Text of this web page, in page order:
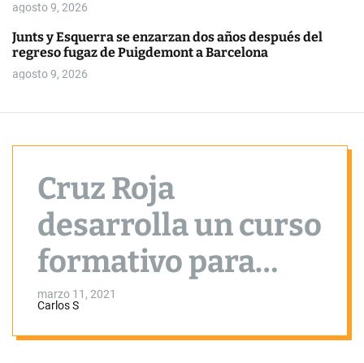
agosto 9, 2026
Junts y Esquerra se enzarzan dos años después del
regreso fugaz de Puigdemont a Barcelona
agosto 9, 2026
Cruz Roja
desarrolla un curso
formativo para
promocionar el
Campo de Montiel
marzo 11, 2021
Carlos S